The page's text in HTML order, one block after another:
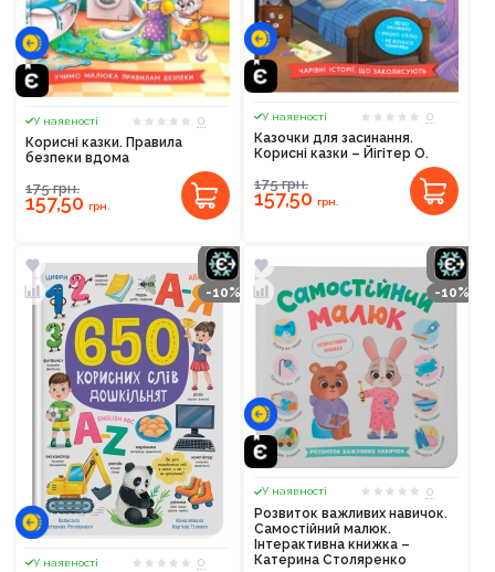
У наявності
0
Корисні казки. Правила
безпеки вдома
175грн.
157,50 грн.
У наявності
0
Казочки для засинання.
Корисні казки – Йігітер О.
175грн.
157,50 грн.
-10%
У наявності
0
-10%
У наявності
0
Розвиток важливих навичок.
Самостійний малюк.
Інтерактивна книжка –
Катерина Столяренко